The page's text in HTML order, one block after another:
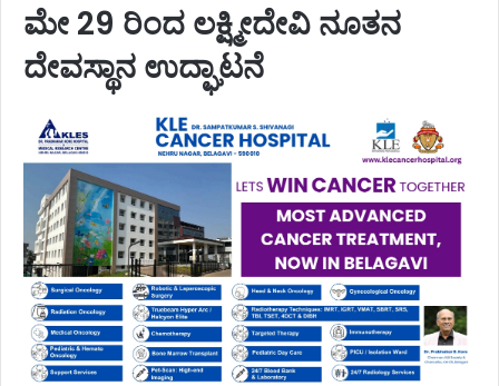
ಮೇ 29 ರಿಂದ ಲಕ್ಷ್ಮೀದೇವಿ ನೂತನ
ದೇವಸ್ಥಾನ ಉದ್ಘಾಟನೆ